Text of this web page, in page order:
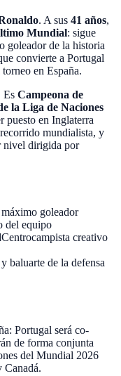
. A sus 41 años,
Mundial: sigue
goleador de la historia
convierte a Portugal
en España.
Es Campeona de
la Liga de Naciones
puesto en Inglaterra
mundialista, y
nivel dirigida por
goleador
del equipo
Centrocampista creativo
baluarte de la defensa
Portugal será co-
de forma conjunta
del Mundial 2026
Canadá.